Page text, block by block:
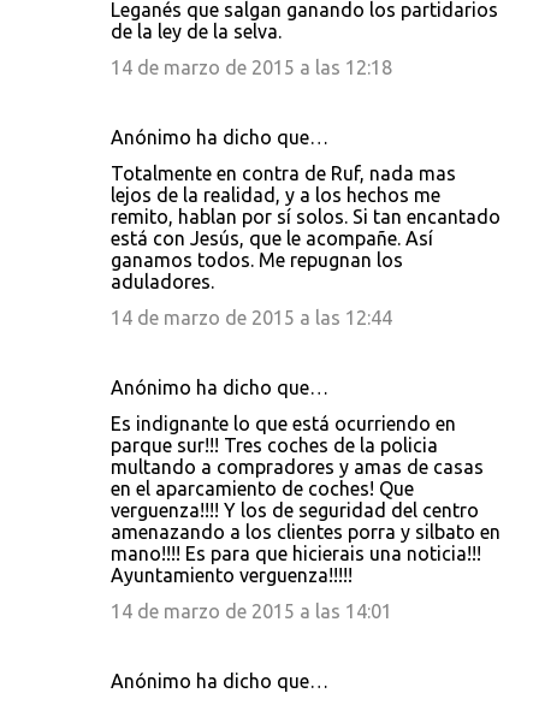
Leganés que salgan ganando los partidarios
de la ley de la selva.
14 de marzo de 2015 a las 12:18
Anónimo ha dicho que…
Totalmente en contra de Ruf, nada mas
lejos de la realidad, y a los hechos me
remito, hablan por sí solos. Si tan encantado
está con Jesús, que le acompañe. Así
ganamos todos. Me repugnan los
aduladores.
14 de marzo de 2015 a las 12:44
Anónimo ha dicho que…
Es indignante lo que está ocurriendo en
parque sur!!! Tres coches de la policia
multando a compradores y amas de casas
en el aparcamiento de coches! Que
verguenza!!!! Y los de seguridad del centro
amenazando a los clientes porra y silbato en
mano!!!! Es para que hicierais una noticia!!!
Ayuntamiento verguenza!!!!!
14 de marzo de 2015 a las 14:01
Anónimo ha dicho que…